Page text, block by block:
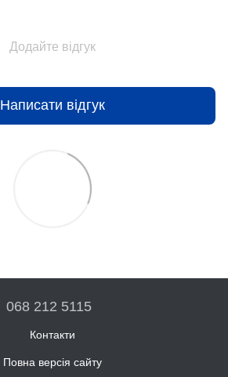
Додайте відгук
Написати відгук
068 212 5115
Контакти
Повна версія сайту